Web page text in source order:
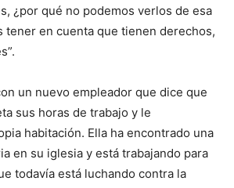
¿por qué no podemos verlos de esa
tener en cuenta que tienen derechos,
un nuevo empleador que dice que
sus horas de trabajo y le
habitación. Ella ha encontrado una
en su iglesia y está trabajando para
todavía está luchando contra la